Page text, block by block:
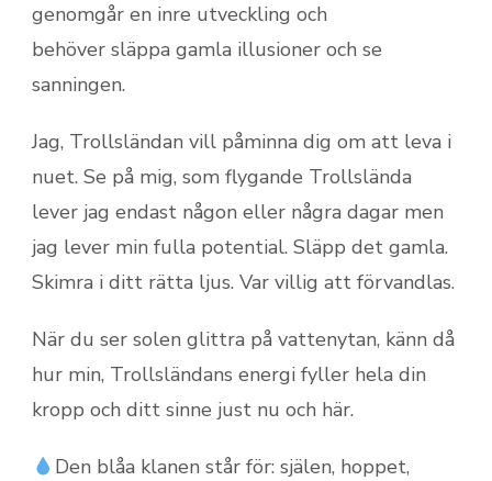
genomgår en inre utveckling och
behöver släppa gamla illusioner och se
sanningen.
Jag, Trollsländan vill påminna dig om att leva i
nuet. Se på mig, som flygande Trollslända
lever jag endast någon eller några dagar men
jag lever min fulla potential. Släpp det gamla.
Skimra i ditt rätta ljus. Var villig att förvandlas.
När du ser solen glittra på vattenytan, känn då
hur min, Trollsländans energi fyller hela din
kropp och ditt sinne just nu och här.
Den blåa klanen står för: själen, hoppet,